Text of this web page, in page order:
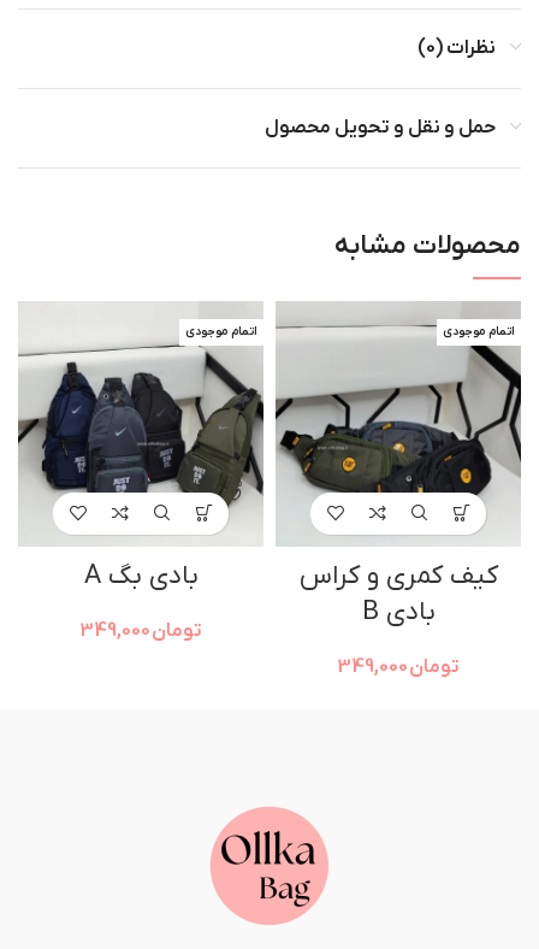
نظرات (0)
حمل و نقل و تحویل محصول
محصولات مشابه
اتمام موجودی
کیف کمری و کراس
بادی B
تومان
اتمام موجودی
بادی بگ A
تومان